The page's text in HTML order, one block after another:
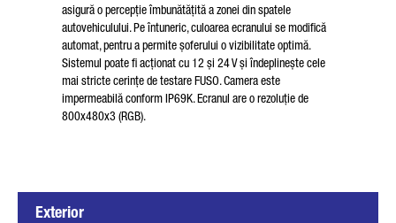
asigură o percepție îmbunătățită a zonei din spatele
autovehiculului. Pe întuneric, culoarea ecranului se modifică
automat, pentru a permite șoferului o vizibilitate optimă.
Sistemul poate fi acționat cu 12 și 24 V și îndeplinește cele
mai stricte cerințe de testare FUSO. Camera este
impermeabilă conform IP69K. Ecranul are o rezoluție de
800x480x3 (RGB).
Exterior